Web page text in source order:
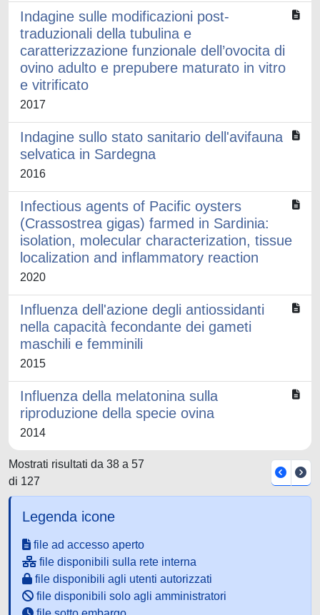
Indagine sulle modificazioni post-
traduzionali della tubulina e
caratterizzazione funzionale dell’ovocita di
ovino adulto e prepubere maturato in vitro
e vitrificato
2017
Indagine sullo stato sanitario dell'avifauna
selvatica in Sardegna
2016
Infectious agents of Pacific oysters
(Crassostrea gigas) farmed in Sardinia:
isolation, molecular characterization, tissue
localization and inflammatory reaction
2020
Influenza dell'azione degli antiossidanti
nella capacità fecondante dei gameti
maschili e femminili
2015
Influenza della melatonina sulla
riproduzione della specie ovina
2014
Mostrati risultati da 38 a 57
di 127
Legenda icone
file ad accesso aperto
file disponibili sulla rete interna
file disponibili agli utenti autorizzati
file disponibili solo agli amministratori